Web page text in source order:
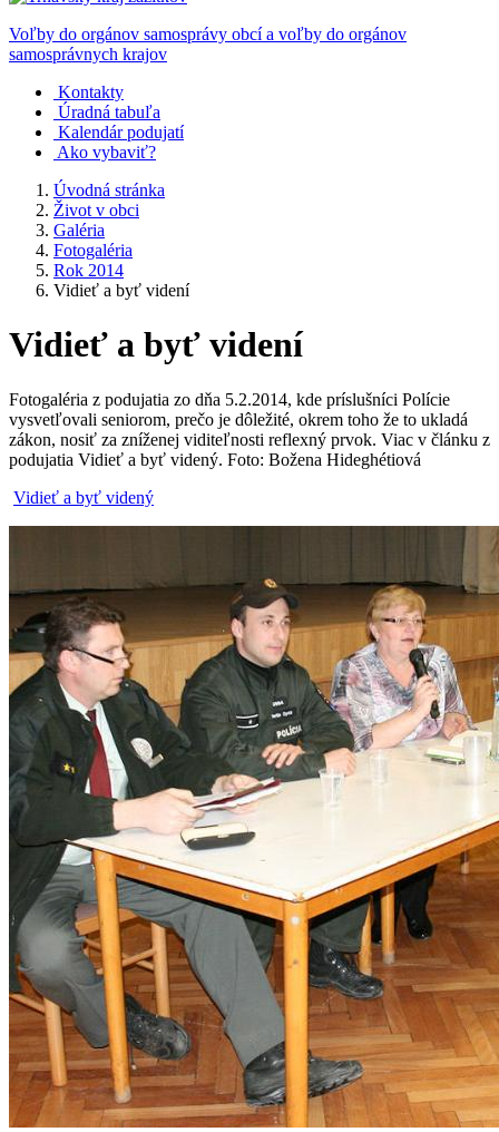
Voľby do orgánov samosprávy obcí a voľby do orgánov
samosprávnych krajov
Kontakty
Úradná tabuľa
Kalendár podujatí
Ako vybaviť?
Úvodná stránka
Život v obci
Galéria
Fotogaléria
Rok 2014
Vidieť a byť videní
Vidieť a byť videní
Fotogaléria z podujatia zo dňa 5.2.2014, kde príslušníci Polície
vysvetľovali seniorom, prečo je dôležité, okrem toho že to ukladá
zákon, nosiť za zníženej viditeľnosti reflexný prvok. Viac v článku z
podujatia Vidieť a byť videný. Foto: Božena Hideghétiová
Vidieť a byť videný